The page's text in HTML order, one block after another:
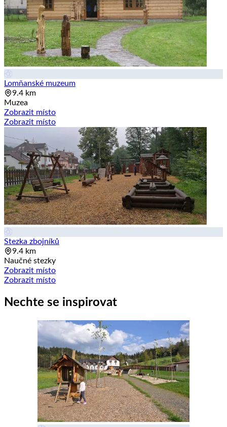
Lomňanské muzeum
9.4 km
Muzea
Zobrazit místo
Zobrazit místo
Stezka zbojníků
9.4 km
Naučné stezky
Zobrazit místo
Zobrazit místo
Nechte se inspirovat